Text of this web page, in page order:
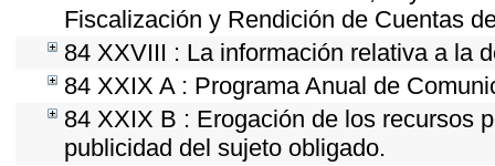
Fiscalización y Rendición de Cuentas
84 XXVIII : La información relativa a la
84 XXIX A : Programa Anual de
84 XXIX B : Erogación de los recursos
publicidad del sujeto obligado.